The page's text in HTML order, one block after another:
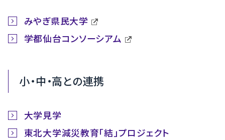
みやぎ県民大学
学都仙台コンソーシアム
小・中・高との連携
大学見学
東北大学減災教育「結」プロジェクト